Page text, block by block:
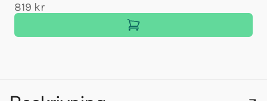
819 kr